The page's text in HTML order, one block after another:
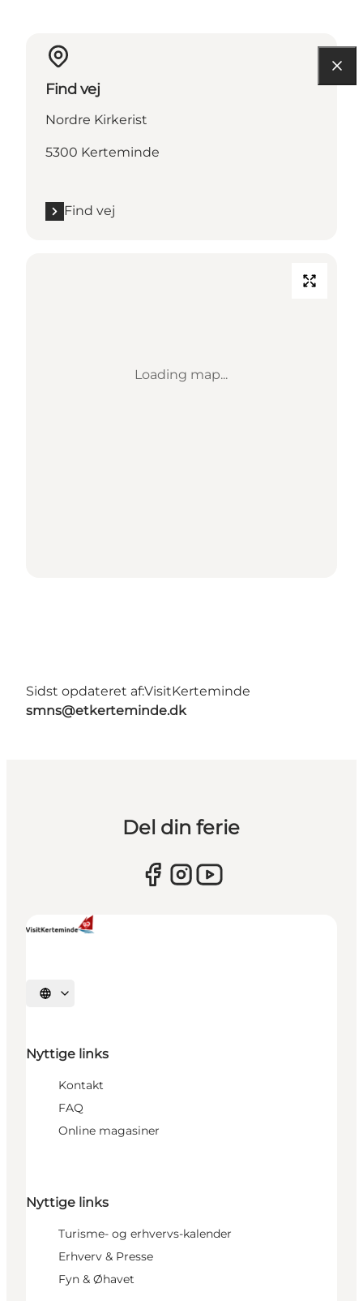
Find vej
Nordre Kirkerist
5300 Kerteminde
Find vej
Loading map...
Sidst opdateret af:VisitKerteminde
smns@etkerteminde.dk
Del din ferie
Vælg sprog
Nyttige links
Kontakt
FAQ
Online magasiner
Nyttige links
Turisme- og erhvervs-kalender
Erhverv & Presse
Fyn & Øhavet